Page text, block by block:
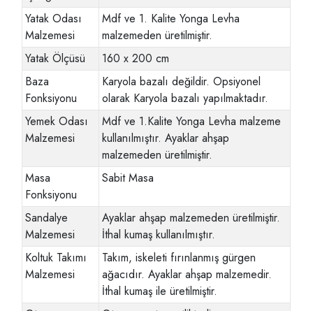
Yatak Odası
Malzemesi
Mdf ve 1. Kalite Yonga Levha
malzemeden üretilmiştir.
Yatak Ölçüsü
160 x 200 cm
Baza
Fonksiyonu
Karyola bazalı değildir. Opsiyonel
olarak Karyola bazalı yapılmaktadır.
Yemek Odası
Malzemesi
Mdf ve 1.Kalite Yonga Levha malzeme
kullanılmıştır. Ayaklar ahşap
malzemeden üretilmiştir.
Masa
Fonksiyonu
Sabit Masa
Sandalye
Malzemesi
Ayaklar ahşap malzemeden üretilmiştir.
İthal kumaş kullanılmıştır.
Koltuk Takımı
Malzemesi
Takım, iskeleti fırınlanmış gürgen
ağacıdır. Ayaklar ahşap malzemedir.
İthal kumaş ile üretilmiştir.